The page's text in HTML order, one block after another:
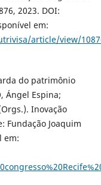
2023. DOI:
em:
article/view/
do patrimônio
Ángel Espina;
Inovação
Fundação Joaquim
em: